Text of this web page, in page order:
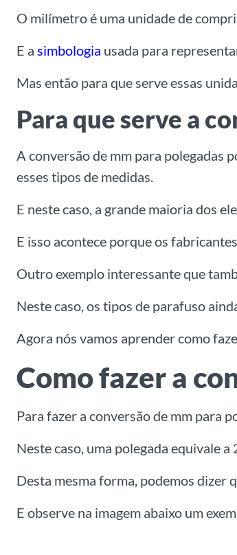
O milímetro é uma unidade de
E a simbologia usada para
Mas então para que serve essas
Para que serve a
A conversão de mm para polegadas
esses tipos de medidas.
E neste caso, a grande maioria dos
E isso acontece porque os
Outro exemplo interessante que
Neste caso, os tipos de parafuso
Agora nós vamos aprender como
Como fazer a
Para fazer a conversão de mm para
Neste caso, uma polegada equivale
Desta mesma forma, podemos dizer
E observe na imagem abaixo um